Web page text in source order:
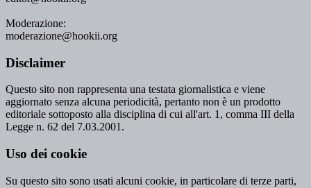
Moderazione:
moderazione@hookii.org
Disclaimer
Questo sito non rappresenta una testata giornalistica e viene
aggiornato senza alcuna periodicità, pertanto non è un prodotto
editoriale sottoposto alla disciplina di cui all'art. 1, comma III della
Legge n. 62 del 7.03.2001.
Uso dei cookie
Su questo sito sono usati alcuni cookie, in particolare di terze parti,